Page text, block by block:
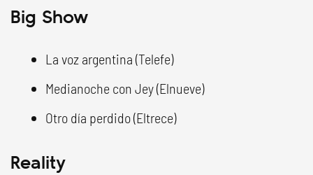
Big Show
La voz argentina (Telefe)
Medianoche con Jey (Elnueve)
Otro día perdido (Eltrece)
Reality